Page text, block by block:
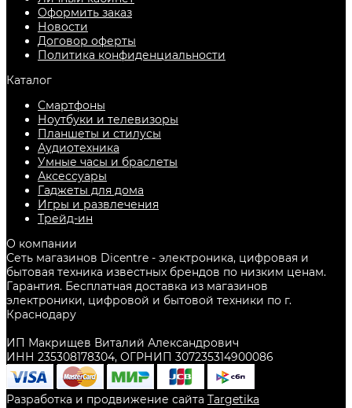
Оформить заказ
Новости
Договор оферты
Политика конфиденциальности
Каталог
Смартфоны
Ноутбуки и телевизоры
Планшеты и стилусы
Аудиотехника
Умные часы и браслеты
Аксессуары
Гаджеты для дома
Игры и развлечения
Трейд-ин
О компании
Сеть магазинов Dicentre - электроника, цифровая и
бытовая техника известных брендов по низким ценам.
Гарантия. Бесплатная доставка из магазинов
электроники, цифровой и бытовой техники по г.
Краснодару
ИП Макрищев Виталий Александрович
ИНН 235308178304, ОГРНИП 307235314900086
Разработка и продвижение сайта Targetika